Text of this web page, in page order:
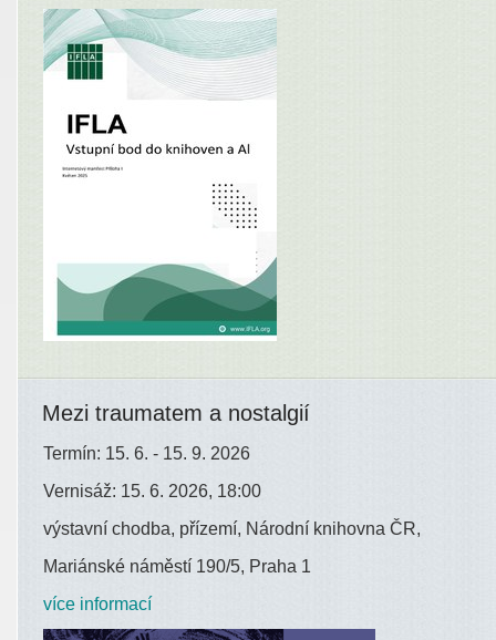
Mezi traumatem a nostalgií
Termín: 15. 6. - 15. 9. 2026
Vernisáž: 15. 6. 2026, 18:00
výstavní chodba, přízemí, Národní knihovna ČR,
Mariánské náměstí 190/5, Praha 1
více informací